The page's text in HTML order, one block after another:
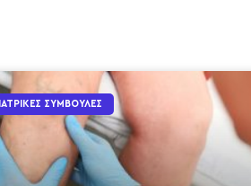
ΙΑΤΡΙΚΈΣ ΣΥΜΒΟΥΛΈΣ